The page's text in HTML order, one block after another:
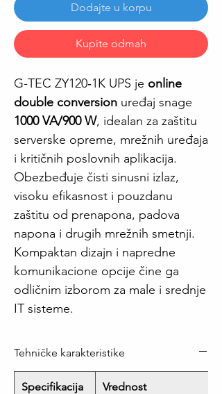
Dodajte u korpu
Kupite odmah
G-TEC ZY120‑1K UPS je online
double conversion uređaj snage
1000 VA/900 W, idealan za zaštitu
serverske opreme, mrežnih uređaja
i kritičnih poslovnih aplikacija.
Obezbeđuje čisti sinusni izlaz,
visoku efikasnost i pouzdanu
zaštitu od prenapona, padova
napona i drugih mrežnih smetnji.
Kompaktan dizajn i napredne
komunikacione opcije čine ga
odličnim izborom za male i srednje
IT sisteme.
Tehničke karakteristike
Specifikacija Vrednost